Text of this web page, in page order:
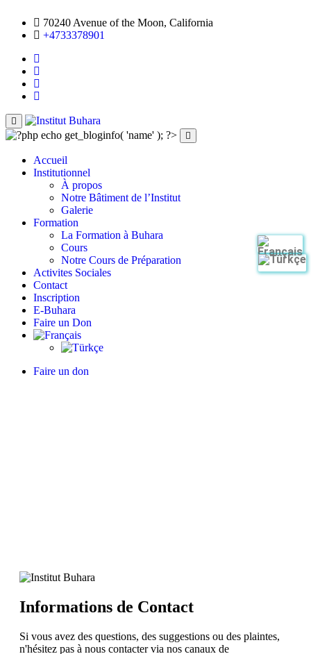
70240 Avenue of the Moon, California
+4733378901
Accueil
Institutionnel
À propos
Notre Bâtiment de l’Institut
Galerie
Formation
La Formation à Buhara
Cours
Notre Cours de Préparation
Activites Sociales
Contact
Inscription
E-Buhara
Faire un Don
Faire un don
Informations de Contact
Si vous avez des questions, des suggestions ou des plaintes,
n'hésitez pas à nous contacter via nos canaux de